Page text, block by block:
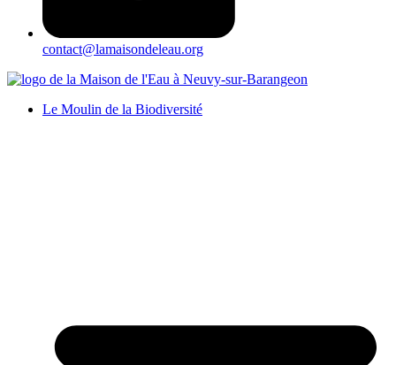
contact@lamaisondeleau.org
Le Moulin de la Biodiversité